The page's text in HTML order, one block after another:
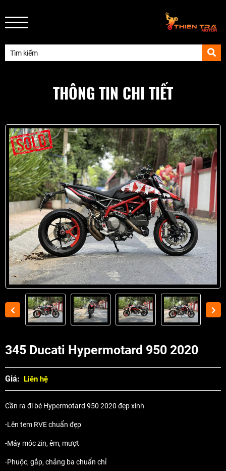
THÔNG TIN CHI TIẾT
345 Ducati Hypermotard 950 2020
Giá: Liên hệ
Cần ra đi bé Hypermotard 950 2020 đẹp xinh
-Lên tem RVE chuẩn đẹp
-Máy móc zin, êm, mượt
-Phuộc, gắp, chảng ba chuẩn chỉ